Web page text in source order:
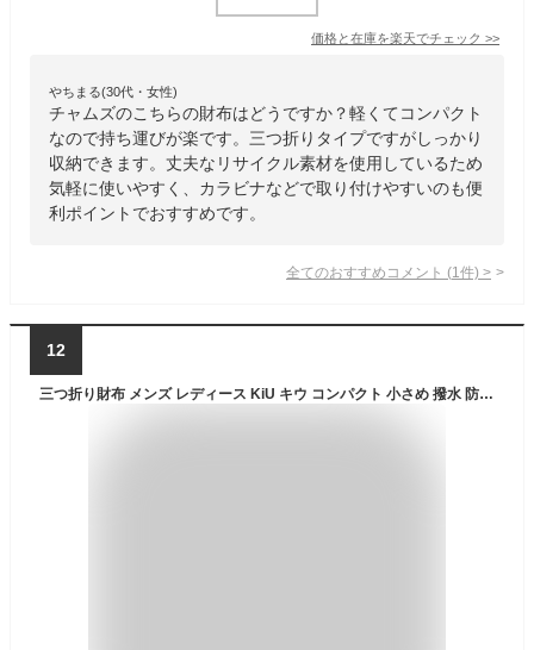
価格と在庫を楽天でチェック >>
やちまる(30代・女性)
チャムズのこちらの財布はどうですか？軽くてコンパクト
なので持ち運びが楽です。三つ折りタイプですがしっかり
収納できます。丈夫なリサイクル素材を使用しているため
気軽に使いやすく、カラビナなどで取り付けやすいのも便
利ポイントでおすすめです。
全てのおすすめコメント (1 件) >
12
三つ折り財布 メンズ レディース KiU キウ コンパクト 小さめ 撥水 防水 軽量 ミニ財布 ミニウォレット 3つ折り コインケース 小銭入れ カードポケット Dカン 通勤 通学 中学生 高校生 フェス ライブ アウトドア キャンプ 旅行 花柄 レオパード 派手 おしゃれ かわいい K278